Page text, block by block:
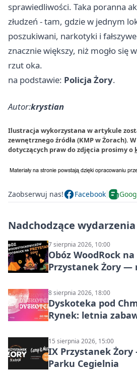
sprawiedliwości. Taka poranna
złudzeń - tam, gdzie w jednym
poszukiwani, narkotyki i
znacznie większy, niż mogło się
rzut oka.
na podstawie: Policja Żory.
Autor:krystian
Ilustracja wykorzystana w artykule
zewnętrznego źródła (KMP w Żorach).
dotyczących praw do zdjęcia prosimy o
Zaobserwuj nas! Facebook
Nadchodzące wydarzenia
7 sierpnia 2026, 10:00
Obóz WoodRock
Przystanek Żory —
8 sierpnia 2026, 18:00
Dyskoteka pod
Rynek: letnia
15 sierpnia 2026, 15:00
IX Przystanek
Parku Cegielnia